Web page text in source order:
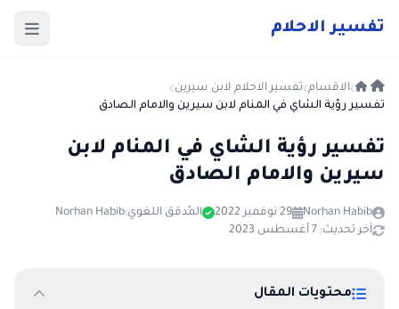
تفسير الاحلام
الاقسام تفسير الاحلام لابن سيرين
تفسير رؤية الشاي في المنام لابن سيرين والامام الصادق
تفسير رؤية الشاي في المنام لابن
سيرين والامام الصادق
Norhan Habib 29 نوفمبر 2022 المُدقق اللغوي:Norhan Habib
آخر تحديث: 7 أغسطس 2023
محتويات المقال